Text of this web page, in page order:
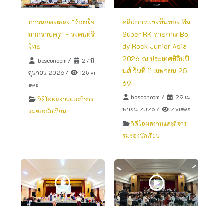
การแสดงเพลง "ร้อยใจ
มากราบครู" - วงดนตรี
ไทย
bosconoom /
27 มิ
ถุนายน 2026 /
125 vi
ews
วิดีโอผลงานและกิจกร
รมของนักเรียน
คลิปการแข่งขันของ ทีม
Super RK รายการ Bo
dy Rock Junior Asia
2026 ณ ประเทศฟิลิปปิ
นส์ วันที่ 11 เมษายน 25
69
bosconoom /
29 เม
ษายน 2026/
2 views
วิดีโอผลงานและกิจกร
รมของนักเรียน